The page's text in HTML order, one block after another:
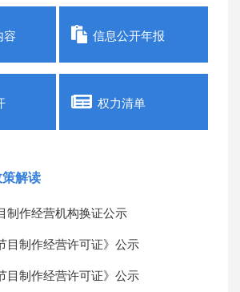
容 信息公开年报
权力清单
解读
制作经营机构换证公示
目制作经营许可证》公示
目制作经营许可证》公示